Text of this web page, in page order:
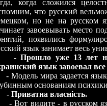
когда сложился
что русский
но не на русском
завоевывать место
появились
язык занимает весь
- Прошло уже 13 лет
язык завоевал
Модель мира задается
основаниям
- Приватна власність.
Вот видите - в русском